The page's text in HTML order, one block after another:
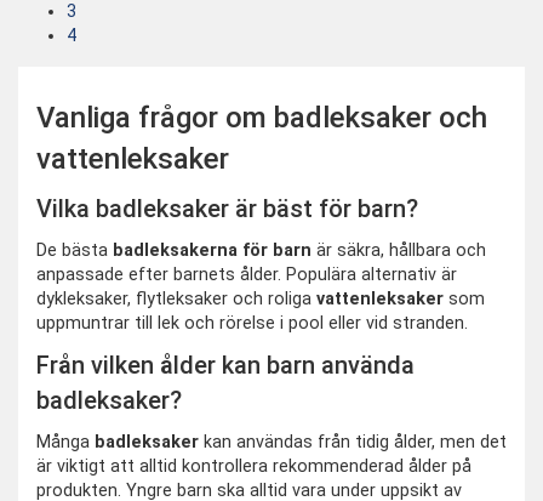
3
4
Vanliga frågor om badleksaker och
vattenleksaker
Vilka badleksaker är bäst för barn?
De bästa badleksakerna för barn är säkra, hållbara och
anpassade efter barnets ålder. Populära alternativ är
dykleksaker, flytleksaker och roliga vattenleksaker som
uppmuntrar till lek och rörelse i pool eller vid stranden.
Från vilken ålder kan barn använda
badleksaker?
Många badleksaker kan användas från tidig ålder, men det
är viktigt att alltid kontrollera rekommenderad ålder på
produkten. Yngre barn ska alltid vara under uppsikt av